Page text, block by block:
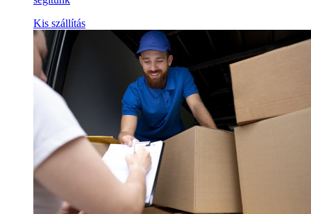
Kis szállítás